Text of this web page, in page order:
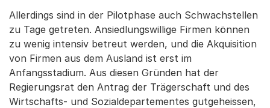
Allerdings sind in der Pilotphase auch Schwachstellen
zu Tage getreten. Ansiedlungswillige Firmen können
zu wenig intensiv betreut werden, und die Akquisition
von Firmen aus dem Ausland ist erst im
Anfangsstadium. Aus diesen Gründen hat der
Regierungsrat den Antrag der Trägerschaft und des
Wirtschafts- und Sozialdepartementes gutgeheissen,